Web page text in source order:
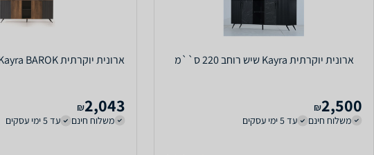
ארונית יוקרתית Kayra שיש רוחב 220 ס``מ
2,500
₪
משלוח חינם
עד 5 ימי עסקים
ארונית יוקרתית Kayra BAROK רוחב 220 ס``מ
2,043
₪
משלוח חינם
עד 5 ימי עסקים